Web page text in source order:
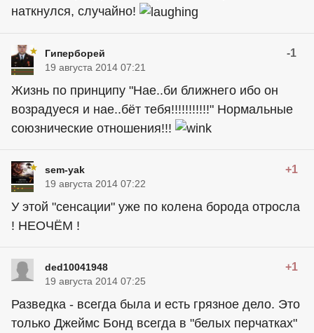
наткнулся, случайно!
Гиперборей -1
19 августа 2014 07:21
Жизнь по принципу "Нае..би ближнего ибо он
возрадуеся и нае..бёт тебя!!!!!!!!!!!" Нормальные
союзнические отношения!!!
sem-yak +1
19 августа 2014 07:22
У этой "сенсации" уже по колена борода отросла
! НЕОЧЁМ !
ded10041948 +1
19 августа 2014 07:25
Разведка - всегда была и есть грязное дело. Это
только Джеймс Бонд всегда в "белых перчатках"